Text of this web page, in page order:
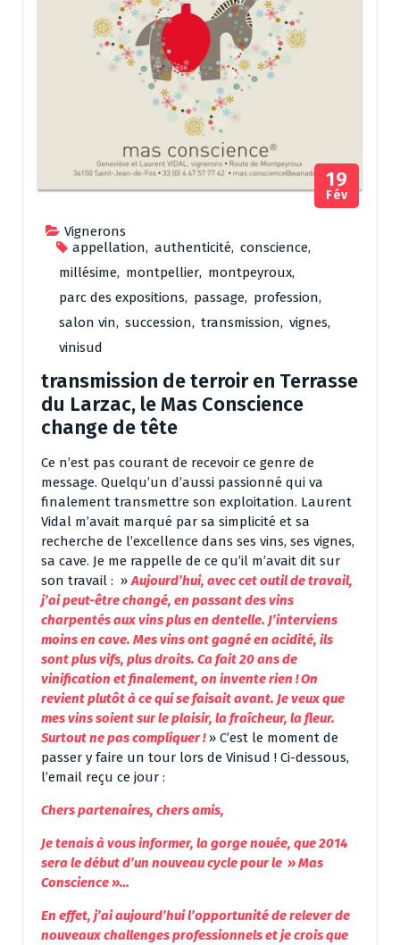
Vignerons
appellation, authenticité, conscience,
millésime, montpellier, montpeyroux,
parc des expositions, passage, profession,
salon vin, succession, transmission, vignes,
vinisud
19
Fév
transmission de terroir en Terrasse
du Larzac, le Mas Conscience
change de tête
Ce n’est pas courant de recevoir ce genre de
message. Quelqu’un d’aussi passionné qui va
finalement transmettre son exploitation. Laurent
Vidal m’avait marqué par sa simplicité et sa
recherche de l’excellence dans ses vins, ses vignes,
sa cave. Je me rappelle de ce qu’il m’avait dit sur
son travail : »Aujourd’hui, avec cet outil de travail,
j’ai peut-être changé, en passant des vins
charpentés aux vins plus en dentelle. J’interviens
moins en cave. Mes vins ont gagné en acidité, ils
sont plus vifs, plus droits. Ca fait 20 ans de
vinification et finalement, on invente rien ! On
revient plutôt à ce qui se faisait avant. Je veux que
mes vins soient sur le plaisir, la fraîcheur, la fleur.
Surtout ne pas compliquer !» C’est le moment de
passer y faire un tour lors de Vinisud ! Ci-dessous,
l’email reçu ce jour :
Chers partenaires, chers amis,
Je tenais à vous informer, la gorge nouée, que 2014
sera le début d’un nouveau cycle pour le » Mas
Conscience »…
En effet, j’ai aujourd’hui l’opportunité de relever de
nouveaux challenges professionnels et je crois que